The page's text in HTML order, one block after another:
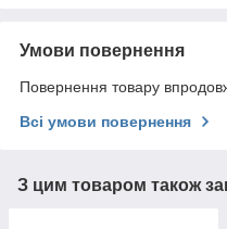
Умови повернення
Повернення товару
Всі умови повернення
З цим товаром також